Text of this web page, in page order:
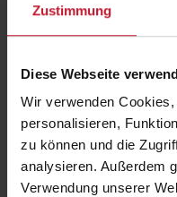
Zustimmung
Diese Webseite
Wir verwenden
personalisieren,
zu können und die
analysieren. Außerdem
Verwendung unserer
Lactoseintoleranz ist eine
vertragen manche
pflanzlichen Alternativen?